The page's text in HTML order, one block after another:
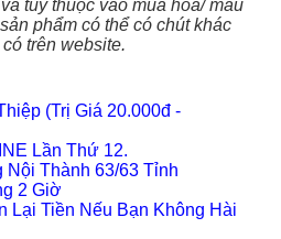
tùy thuộc vào mùa hoa/ màu
phẩm có thể có chút khác
trên website.
(Trị Giá 20.000đ -
Lần Thứ 12.
Nội Thành 63/63 Tỉnh
2 Giờ
Lại Tiền Nếu Bạn Không Hài